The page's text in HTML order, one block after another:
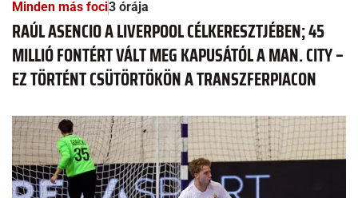
Minden más foci3 órája
RAÚL ASENCIO A LIVERPOOL CÉLKERESZTJÉBEN; 45
MILLIÓ FONTÉRT VÁLT MEG KAPUSÁTÓL A MAN. CITY –
EZ TÖRTÉNT CSÜTÖRTÖKÖN A TRANSZFERPIACON